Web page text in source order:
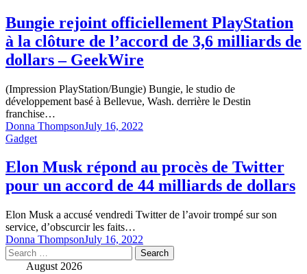
Bungie rejoint officiellement PlayStation
à la clôture de l’accord de 3,6 milliards de
dollars – GeekWire
(Impression PlayStation/Bungie) Bungie, le studio de
développement basé à Bellevue, Wash. derrière le Destin
franchise…
Donna ThompsonJuly 16, 2022
Gadget
Elon Musk répond au procès de Twitter
pour un accord de 44 milliards de dollars
Elon Musk a accusé vendredi Twitter de l’avoir trompé sur son
service, d’obscurcir les faits…
Donna ThompsonJuly 16, 2022
Search
for: August 2026